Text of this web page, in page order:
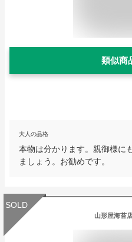
類似商
大人の品格
本物は分かります。親御様に
ましょう。お勧めです。
SOLD
山形屋海苔